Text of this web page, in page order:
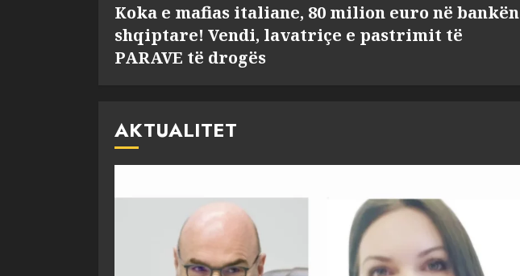
Koka e mafias italiane, 80 milion euro në bankën
shqiptare! Vendi, lavatriçe e pastrimit të
PARAVE të drogës
AKTUALITET